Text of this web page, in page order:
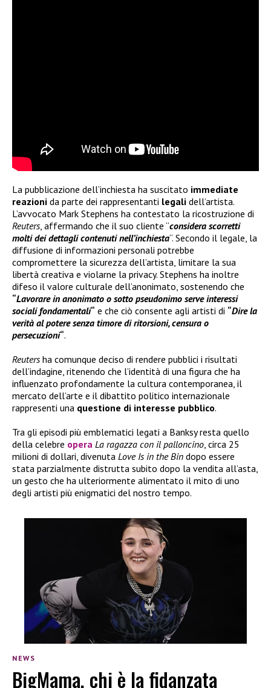
La pubblicazione dell’inchiesta ha suscitato immediate
reazioni da parte dei rappresentanti legali dell’artista.
L’avvocato Mark Stephens ha contestato la ricostruzione di
Reuters, affermando che il suo cliente “considera scorretti
molti dei dettagli contenuti nell’inchiesta“. Secondo il legale, la
diffusione di informazioni personali potrebbe
compromettere la sicurezza dell’artista, limitare la sua
libertà creativa e violarne la privacy. Stephens ha inoltre
difeso il valore culturale dell’anonimato, sostenendo che
“Lavorare in anonimato o sotto pseudonimo serve interessi
sociali fondamentali“ e che ciò consente agli artisti di “Dire la
verità al potere senza timore di ritorsioni, censura o
persecuzioni“.
Reutersha comunque deciso di rendere pubblici i risultati
dell’indagine, ritenendo che l’identità di una figura che ha
influenzato profondamente la cultura contemporanea, il
mercato dell’arte e il dibattito politico internazionale
rappresenti una questione di interesse pubblico.
Tra gli episodi più emblematici legati a Banksy resta quello
della celebre opera La ragazza con il palloncino, circa 25
milioni di dollari, divenuta Love Is in the Bin dopo essere
stata parzialmente distrutta subito dopo la vendita all’asta,
un gesto che ha ulteriormente alimentato il mito di uno
degli artisti più enigmatici del nostro tempo.
NEWS
BigMama, chi è la fidanzata